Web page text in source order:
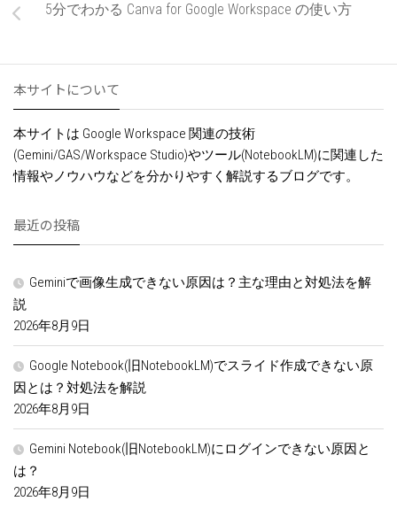
5分でわかる Canva for Google Workspace の使い方
本サイトについて
本サイトは Google Workspace 関連の技術
(Gemini/GAS/Workspace Studio)やツール(NotebookLM)に関連した
情報やノウハウなどを分かりやすく解説するブログです。
最近の投稿
Geminiで画像生成できない原因は？主な理由と対処法を解
説
2026年8月9日
Google Notebook(旧NotebookLM)でスライド作成できない原
因とは？対処法を解説
2026年8月9日
Gemini Notebook(旧NotebookLM)にログインできない原因と
は？
2026年8月9日